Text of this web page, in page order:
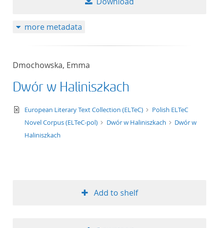
more metadata
Dmochowska, Emma
Dwór w Haliniszkach
text/xml
European Literary Text Collection (ELTeC)
Polish ELTeC
Novel Corpus (ELTeC-pol)
Dwór w Haliniszkach
Dwór w
Haliniszkach
Add to shelf